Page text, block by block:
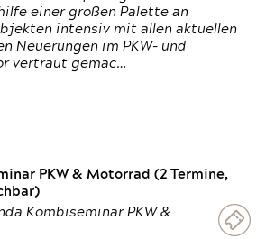
einer großen Palette an
intensiv mit allen aktuellen
Neuerungen im PKW- und
vertraut gemac…
PKW & Motorrad (2 Termine,
Kombiseminar PKW &